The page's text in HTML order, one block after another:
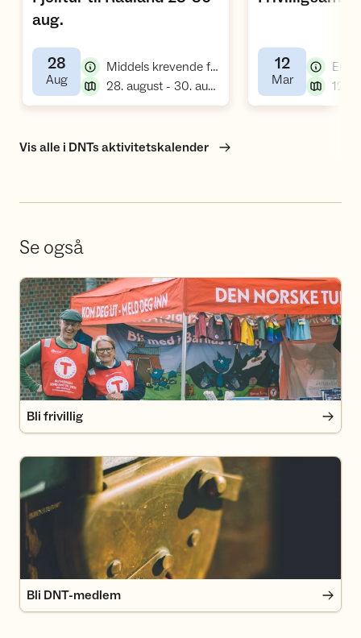
aug.
28
Aug,
Middels krevende fellestur
28. august - 30. august
12
Mar,
12.
Vis alle i DNTs aktivitetskalender
Se også
Bli frivillig
Bli frivillig
Bli DNT-medlem
Bli DNT-medlem